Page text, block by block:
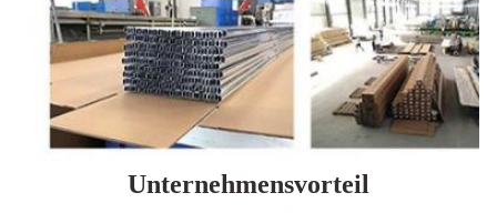
Unternehmensvorteil